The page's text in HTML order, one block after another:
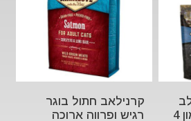
בוגר על בסיס סלומון 4
קרנילאב חתול בוגר
רגיש ופרווה ארוכה